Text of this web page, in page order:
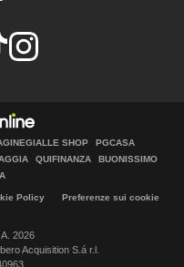
SHOP
PGCASA
QUIFINANZA
BUONISSIMO
Policy
Preferenze sui cookie
2026
Acquisition S.á r.l.